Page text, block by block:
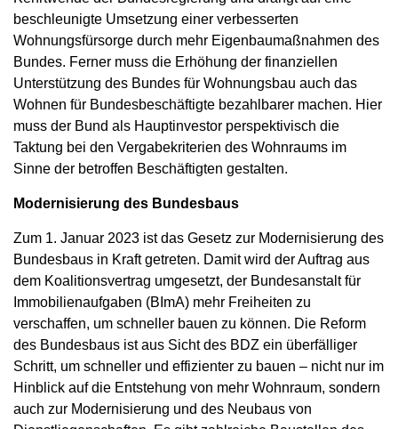
beschleunigte Umsetzung einer verbesserten
Wohnungsfürsorge durch mehr Eigenbaumaßnahmen des
Bundes. Ferner muss die Erhöhung der finanziellen
Unterstützung des Bundes für Wohnungsbau auch das
Wohnen für Bundesbeschäftigte bezahlbarer machen. Hier
muss der Bund als Hauptinvestor perspektivisch die
Taktung bei den Vergabekriterien des Wohnraums im
Sinne der betroffen Beschäftigten gestalten.
Modernisierung des Bundesbaus
Zum 1. Januar 2023 ist das Gesetz zur Modernisierung des
Bundesbaus in Kraft getreten. Damit wird der Auftrag aus
dem Koalitionsvertrag umgesetzt, der Bundesanstalt für
Immobilienaufgaben (BImA) mehr Freiheiten zu
verschaffen, um schneller bauen zu können. Die Reform
des Bundesbaus ist aus Sicht des BDZ ein überfälliger
Schritt, um schneller und effizienter zu bauen – nicht nur im
Hinblick auf die Entstehung von mehr Wohnraum, sondern
auch zur Modernisierung und des Neubaus von